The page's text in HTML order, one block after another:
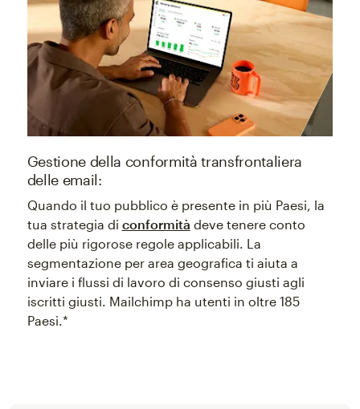
Gestione della conformità transfrontaliera
delle email:
Quando il tuo pubblico è presente in più Paesi, la
tua strategia di conformità deve tenere conto
delle più rigorose regole applicabili. La
segmentazione per area geografica ti aiuta a
inviare i flussi di lavoro di consenso giusti agli
iscritti giusti. Mailchimp ha utenti in oltre 185
Paesi.*